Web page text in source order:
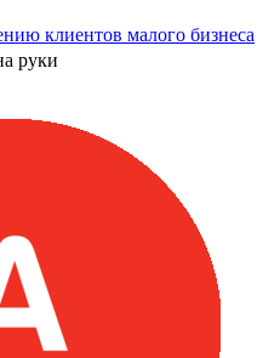
клиентов малого бизнеса
руки